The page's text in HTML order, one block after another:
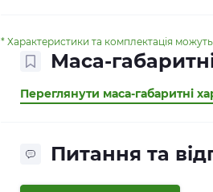
* Характеристики та комплектація
Маса-
Переглянути маса-габаритні
Питання та